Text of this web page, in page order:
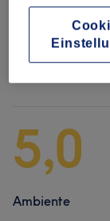
5,0
Ambiente